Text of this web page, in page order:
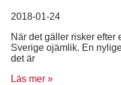
2018-01-24
När det gäller risker efter
Sverige ojämlik. En
det är
Läs mer »